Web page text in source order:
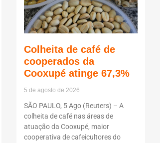
Colheita de café de
cooperados da
Cooxupé atinge 67,3%
5 de agosto de 2026
SÃO PAULO, 5 Ago (Reuters) – A
colheita de café nas áreas de
atuação da Cooxupé, maior
cooperativa de cafeicultores do